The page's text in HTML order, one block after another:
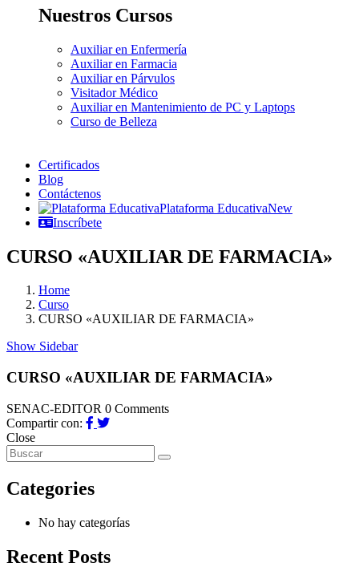
Nuestros Cursos
Auxiliar en Enfermería
Auxiliar en Farmacia
Auxiliar en Párvulos
Visitador Médico
Auxiliar en Mantenimiento de PC y Laptops
Curso de Belleza
Certificados
Blog
Contáctenos
Plataforma EducativaNew
Inscríbete
CURSO «AUXILIAR DE FARMACIA»
Home
Curso
CURSO «AUXILIAR DE FARMACIA»
Show Sidebar
CURSO «AUXILIAR DE FARMACIA»
SENAC-EDITOR 0 Comments
Compartir con:
Close
Categories
No hay categorías
Recent Posts